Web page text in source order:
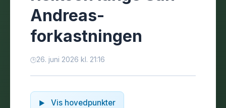
Andreas-
forkastningen
26. juni 2026 kl. 21:16
Vis hovedpunkter